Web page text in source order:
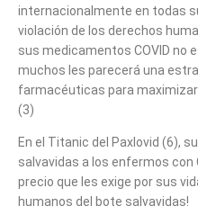
internacionalmente en todas
violación de los derechos
sus medicamentos COVID no
muchos les parecerá una
farmacéuticas para
(3)
En el Titanic del Paxlovid (6),
salvavidas a los enfermos con
precio que les exige por sus
humanos del bote salvavidas!